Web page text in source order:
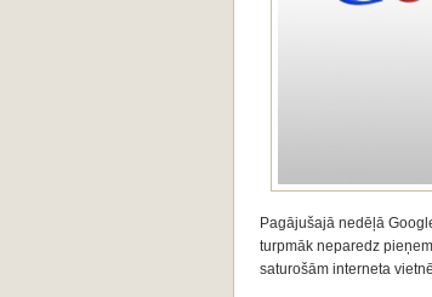
Pagājušajā nedēļā
turpmāk neparedz
saturošām interneta